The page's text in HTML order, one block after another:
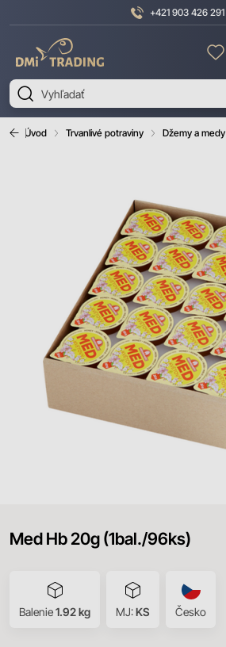
+421 903 426 291
Trading
Úvod Trvanlivé potraviny Džemy a medy
Med Hb 20g (1bal./96ks)
Balenie1.92 kg MJ:KS Česko